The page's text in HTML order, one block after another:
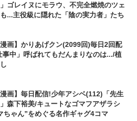
ゴレイヌにモラウ、不完全燃焼のツェ
...主役級に隠れた「陰の実力者」たち
漫画】かりあげクン(2099回)毎日2回配
事中」呼ばれてもだんまりなのは.../植
漫画】毎日配信!少年アシベ(112)「先生
森下裕美/キュートなゴマフアザラシ
ちゃん”をめぐる名作ギャグ4コマ